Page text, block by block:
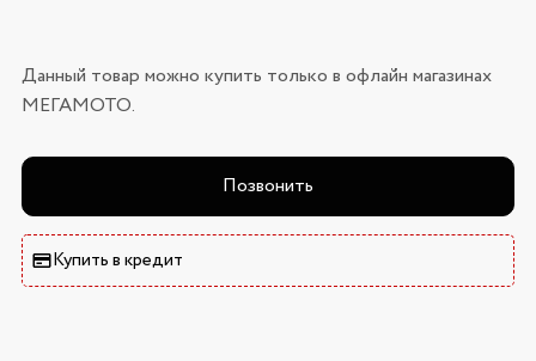
Данный товар можно купить только в офлайн магазинах
МЕГАМОТО.
Позвонить
Купить в кредит